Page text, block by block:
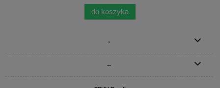
do koszyka
.
..